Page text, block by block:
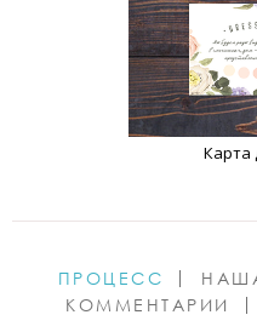
Карта
ПРОЦЕСС
КОММЕНТАРИИ